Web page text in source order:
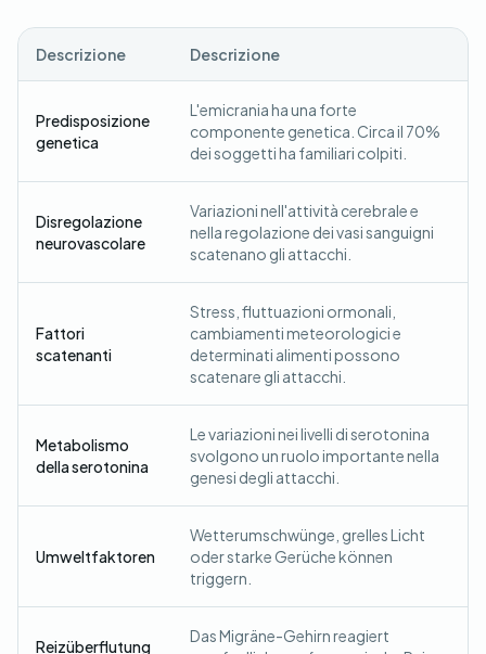
Descrizione Descrizione
Predisposizione
genetica
L'emicrania ha una forte
componente genetica. Circa il 70%
dei soggetti ha familiari colpiti.
Disregolazione
neurovascolare
Variazioni nell'attività cerebrale e
nella regolazione dei vasi sanguigni
scatenano gli attacchi.
Fattori
scatenanti
Stress, fluttuazioni ormonali,
cambiamenti meteorologici e
determinati alimenti possono
scatenare gli attacchi.
Metabolismo
della serotonina
Le variazioni nei livelli di serotonina
svolgono un ruolo importante nella
genesi degli attacchi.
Umweltfaktoren
Wetterumschwünge, grelles Licht
oder starke Gerüche können
triggern.
Reizüberflutung
Das Migräne-Gehirn reagiert